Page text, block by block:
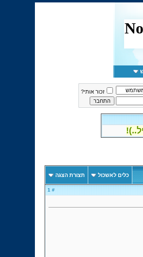
זכור אותי?
כלים לאשכול תצורת הצגה
# 1